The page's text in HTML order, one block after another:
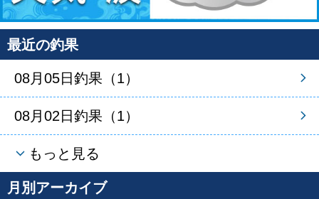
最近の釣果
08月05日釣果（1）
08月02日釣果（1）
もっと見る
月別アーカイブ